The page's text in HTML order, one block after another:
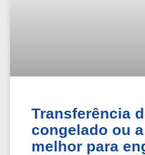
Transferência
congelado ou
melhor para